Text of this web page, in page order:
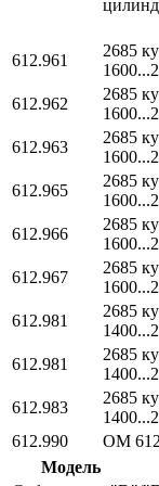
612.961
2685
612.962
2685
612.963
2685
612.965
2685
612.966
2685
612.967
2685
612.981
2685
612.981
2685
612.983
2685
612.990
OM
Модель